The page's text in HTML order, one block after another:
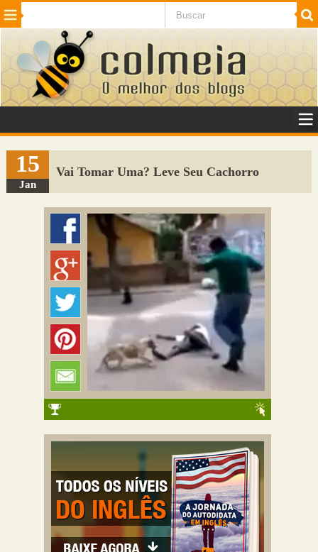
Beleza Cinema e TV
Internet Jogos NotÃ­cias SaÃºde
VeÃ­culos Adulto
Sugerir Link
Adicionar Blog
Colmeia Exchange
Perguntas Frequentes
15
Jan
Vai Tomar Uma? Leve Seu Cachorro